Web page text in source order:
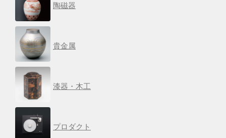
陶磁器
貴金属
漆器・木工
プロダクト